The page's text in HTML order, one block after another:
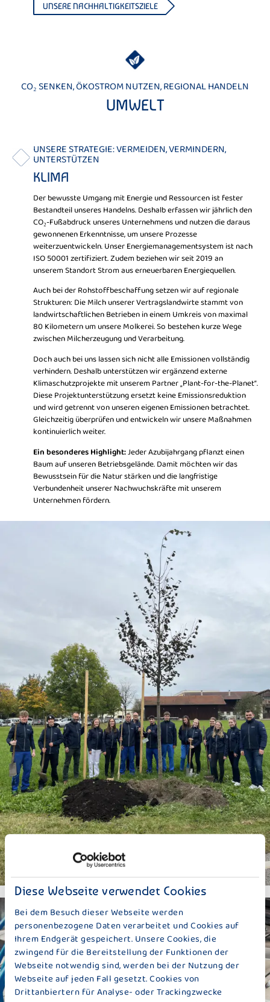
Diese Webseite verwendet Cookies
Bei dem Besuch dieser Webseite werden
personenbezogene Daten verarbeitet und Cookies auf
Ihrem Endgerät gespeichert. Unsere Cookies, die
zwingend für die Bereitstellung der Funktionen der
Webseite notwendig sind, werden bei der Nutzung der
Webseite auf jeden Fall gesetzt. Cookies von
Drittanbiertern für Analyse- oder Trackingzwecke
UNSERE NACHHALTIGKEITSZIELE
CO₂ SENKEN, ÖKOSTROM NUTZEN, REGIONAL HANDELN
UMWELT
UNSERE STRATEGIE: VERMEIDEN, VERMINDERN,
UNTERSTÜTZEN
KLIMA
Der bewusste Umgang mit Energie und Ressourcen ist fester
Bestandteil unseres Handelns. Deshalb erfassen wir jährlich den
CO₂-Fußabdruck unseres Unternehmens und nutzen diedaraus
gewonnenenErkenntnisse,umunsere Prozesse
weiterzuentwickeln.UnserEnergiemanagementsystemistnach
ISO50001zertifiziert.Zudembeziehenwirseit2019an
unseremStandortStromauserneuerbarenEnergiequellen.
Auch bei der Rohstoffbeschaffung setzenwiraufregionale
Strukturen: DieMilchunsererVertragslandwirtestammtvon
landwirtschaftlichenBetriebenineinemUmkreisvonmaximal
80KilometernumunsereMolkerei.So bestehenkurzeWege
zwischenMilcherzeugungundVerarbeitung.
Doch auch bei uns lassen sich nicht alle Emissionen vollständig
verhindern. Deshalb unterstützen wir ergänzend externe
Klimaschutzprojekte mit unserem Partner „Plant-for-the-Planet“.
Diese Projektunterstützung ersetzt keine Emissionsreduktion
und wird getrennt von unseren eigenen Emissionen betrachtet.
Gleichzeitig überprüfen und entwickeln wir unsere Maßnahmen
kontinuierlich weiter.
Ein besonderes Highlight:Jeder Azubijahrgang pflanzt einen
Baum auf unseren Betriebsgelände. Damit möchten wir das
Bewusstsein für die Natur stärken und die langfristige
Verbundenheitunserer Nachwuchskräfte mit unserem
Unternehmen fördern.